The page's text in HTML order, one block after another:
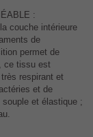
:
couche intérieure
de
permet de
ce tissu est
respirant et
et de
et élastique ;